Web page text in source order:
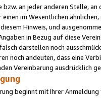
bzw. an jeder anderen Stelle,
im Wesentlichen
Hinweis, und
in Bezug auf diese
darstellen noch
noch andeuten, dass eine
Vereinbarung ausdrücklich
beginnt mit Ihrer